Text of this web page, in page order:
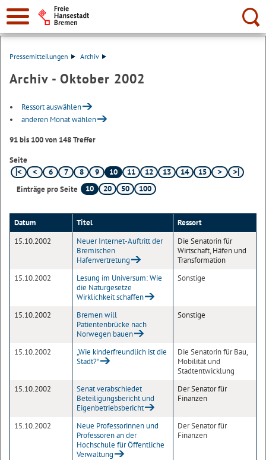
Suche:
Pressemitteilungen Archiv
Archiv - Oktober 2002
Ressort auswählen
anderen Monat wählen
91 bis 100 von 148 Treffer
Seite
6
7 8 9 10 11 12 13 14
15
Einträge pro Seite
10 20 50 100
Datum Titel
Ressort
15.10.2002
Neuer Internet-Auftritt der
Bremischen
Hafenvertretung
Die Senatorin für
Wirtschaft, Häfen und
Transformation
15.10.2002
Lesung im Universum: Wie
die Naturgesetze
Wirklichkeit schaffen
Sonstige
15.10.2002
Bremen will
Patientenbrücke nach
Norwegen bauen
Sonstige
15.10.2002
„Wie kinderfreundlich ist die
Stadt?“
Die Senatorin für Bau,
Mobilität und
Stadtentwicklung
15.10.2002
Senat verabschiedet
Beteiligungsbericht und
Eigenbetriebsbericht
Der Senator für
Finanzen
15.10.2002
Neue Professorinnen und
Professoren an der
Hochschule für Öffentliche
Verwaltung
Der Senator für
Finanzen